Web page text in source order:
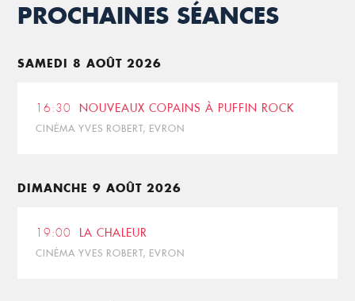
PROCHAINES SÉANCES
SAMEDI 8 AOÛT 2026
16:30 NOUVEAUX COPAINS À PUFFIN ROCK
CINÉMA YVES ROBERT, EVRON
DIMANCHE 9 AOÛT 2026
19:00 LA CHALEUR
CINÉMA YVES ROBERT, EVRON